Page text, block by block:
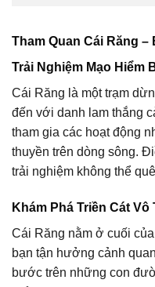
Tham Quan Cái Răng –
Trải Nghiệm Mạo Hiểm
Cái Răng là một trạm
đến với danh lam thắng
tham gia các hoạt động
thuyền trên dòng sông.
trải nghiệm không thể
Khám Phá Triền Cát Vô
Cái Răng nằm ở cuối
bạn tận hưởng cảnh
bước trên những con